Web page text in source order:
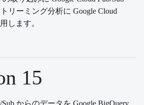
リーミング分析に Google Cloud
します。
15
Sub からのデータを Google BigQuery